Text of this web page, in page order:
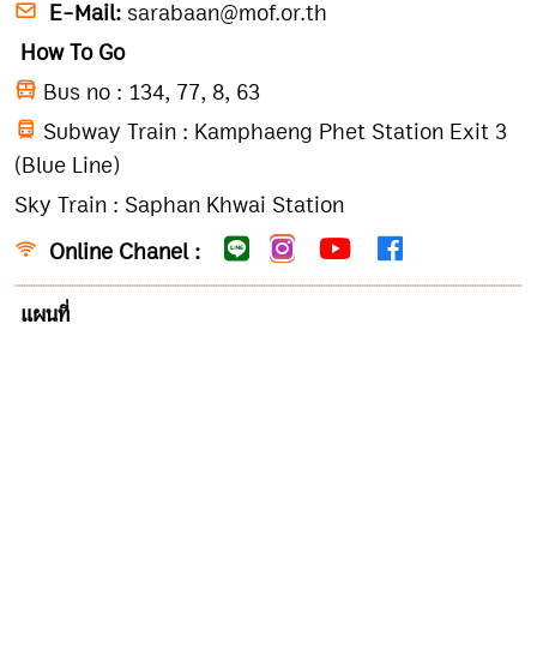
E-Mail: sarabaan@mof.or.th
How To Go
Bus no : 134, 77, 8, 63
Subway Train : Kamphaeng Phet Station Exit 3
(Blue Line)
Sky Train : Saphan Khwai Station
Online Chanel :
แผนที่